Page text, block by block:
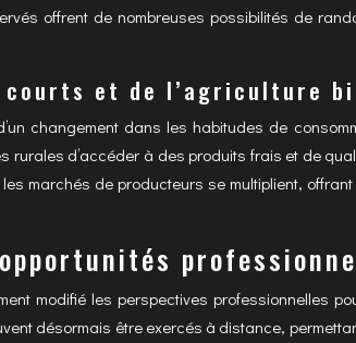
offrent de nombreuses possibilités de
et de l’agriculture
changement dans les habitudes de
d’accéder à des produits frais et de
marchés de producteurs se multiplient,
modifié les perspectives professionnelles
désormais être exercés à distance,